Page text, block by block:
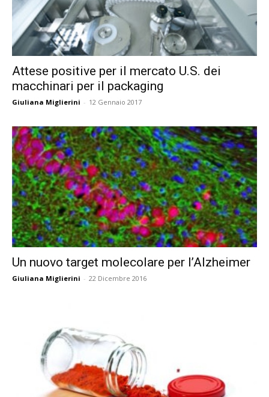
Attese positive per il mercato U.S. dei
macchinari per il packaging
Giuliana Miglierini - 12 Gennaio 2017
Un nuovo target molecolare per l’Alzheimer
Giuliana Miglierini - 22 Dicembre 2016